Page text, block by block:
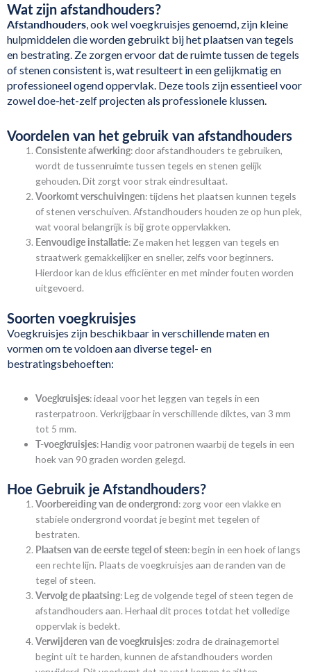
Wat zijn afstandhouders?
Afstandhouders, ook wel voegkruisjes genoemd, zijn kleine
hulpmiddelen die worden gebruikt bij het plaatsen van tegels
en bestrating. Ze zorgen ervoor dat de ruimte tussen de tegels
of stenen consistent is, wat resulteert in een gelijkmatig en
professioneel ogend oppervlak. Deze tools zijn essentieel voor
zowel doe-het-zelf projecten als professionele klussen.
Voordelen van het gebruik van afstandhouders
Consistente afwerking: door afstandhouders te gebruiken,
wordt de tussenruimte tussen tegels en stenen gelijk
gehouden. Dit zorgt voor strak eindresultaat.
Voorkomt verschuivingen: tijdens het plaatsen kunnen tegels
of stenen verschuiven. Afstandhouders houden ze op hun plek,
wat vooral belangrijk is bij grote oppervlakken.
Eenvoudige installatie: Ze maken het leggen van tegels en
straatwerk gemakkelijker en sneller, zelfs voor beginners.
Hierdoor kan de klus efficiënter en met minder fouten worden
uitgevoerd.
Soorten voegkruisjes
Voegkruisjes zijn beschikbaar in verschillende maten en
vormen om te voldoen aan diverse tegel- en
bestratingsbehoeften:
Voegkruisjes: ideaal voor het leggen van tegels in een
rasterpatroon. Verkrijgbaar in verschillende diktes, van 3 mm
tot 5 mm.
T-voegkruisjes: Handig voor patronen waarbij de tegels in een
hoek van 90 graden worden gelegd.
Hoe Gebruik je Afstandhouders?
Voorbereiding van de ondergrond: zorg voor een vlakke en
stabiele ondergrond voordat je begint met tegelen of
bestraten.
Plaatsen van de eerste tegel of steen: begin in een hoek of langs
een rechte lijn. Plaats de voegkruisjes aan de randen van de
tegel of steen.
Vervolg de plaatsing: Leg de volgende tegel of steen tegen de
afstandhouders aan. Herhaal dit proces totdat het volledige
oppervlak is bedekt.
Verwijderen van de voegkruisjes: zodra de drainagemortel
begint uit te harden, kunnen de afstandhouders worden